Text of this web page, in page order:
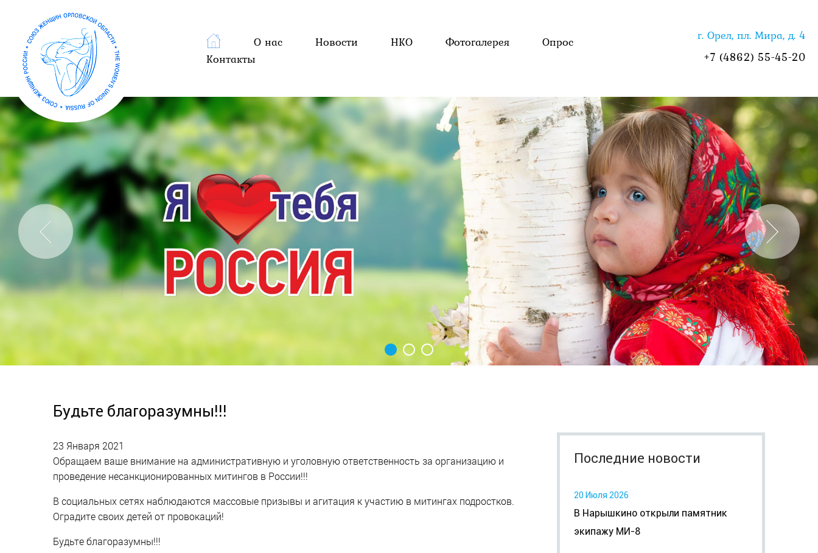
О нас Новости НКО Фотогалерея
Опрос
Контакты
г. Орел, пл. Мира, д. 4
+7 (4862) 55-45-20
Будьте благоразумны!!!
23 Января 2021
Обращаем ваше внимание на административную и уголовную ответственность за организацию и
проведение несанкционированных митингов в России!!!
В социальных сетях наблюдаются массовые призывы и агитация к участию в митингах подростков.
Оградите своих детей от провокаций!
Будьте благоразумны!!!
Последние новости
20 Июля 2026
В Нарышкино открыли памятник
экипажу МИ-8